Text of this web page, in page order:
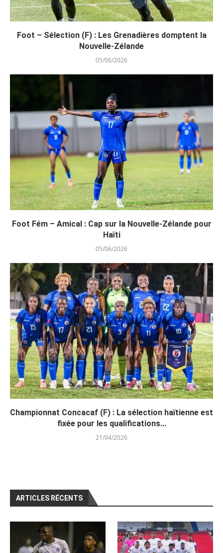
Foot – Sélection (F) : Les Grenadières domptent la
Nouvelle-Zélande
05/06/2026
Foot Fém – Amical : Cap sur la Nouvelle-Zélande pour
Haïti
05/06/2026
Championnat Concacaf (F) : La sélection haïtienne est
fixée pour les qualifications...
21/04/2026
ARTICLES RÉCENTS